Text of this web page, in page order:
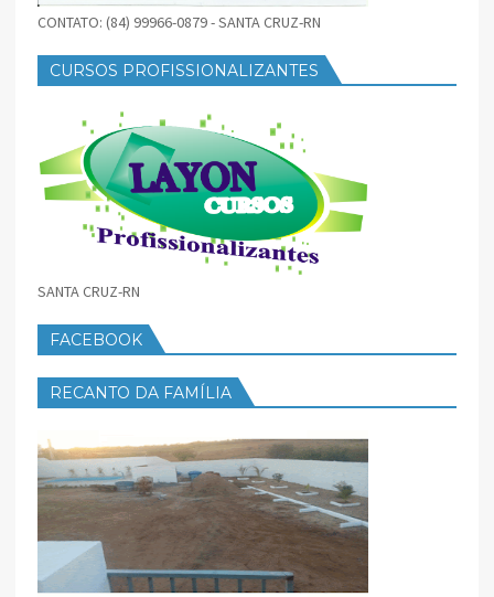
CONTATO: (84) 99966-0879 - SANTA CRUZ-RN
CURSOS PROFISSIONALIZANTES
SANTA CRUZ-RN
FACEBOOK
RECANTO DA FAMÍLIA